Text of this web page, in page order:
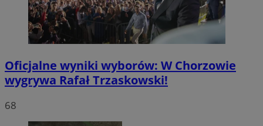
Oficjalne wyniki wyborów: W Chorzowie
wygrywa Rafał Trzaskowski!
68